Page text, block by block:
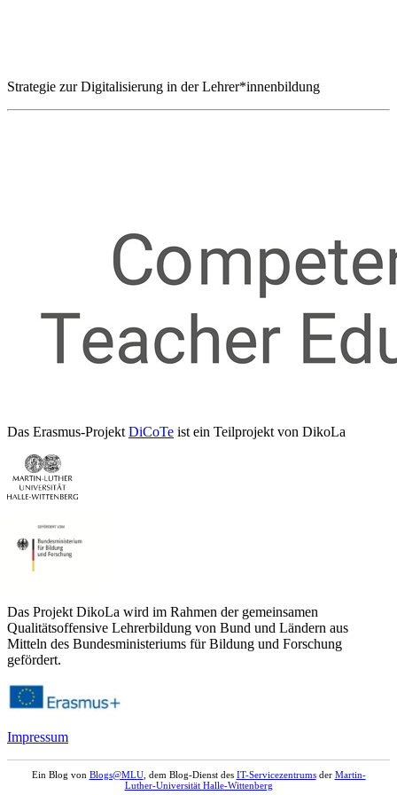
Strategie zur Digitalisierung in der Lehrer*innenbildung
Das Erasmus-Projekt DiCoTe ist ein Teilprojekt von DikoLa
Das Projekt DikoLa wird im Rahmen der gemeinsamen
Qualitätsoffensive Lehrerbildung von Bund und Ländern aus
Mitteln des Bundesministeriums für Bildung und Forschung
gefördert.
Impressum
Ein Blog von Blogs@MLU, dem Blog-Dienst des IT-Servicezentrumsder Martin-
Luther-Universität Halle-Wittenberg